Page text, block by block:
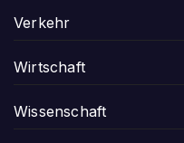
Verkehr
Wirtschaft
Wissenschaft